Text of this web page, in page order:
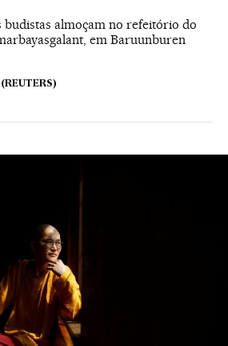
budistas almoçam no refeitório do
em Baruunburen